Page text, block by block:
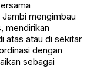
mengimbau
mendirikan
atas atau di sekitar
dengan
sebagai